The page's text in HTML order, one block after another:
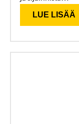
LUE LISÄÄ